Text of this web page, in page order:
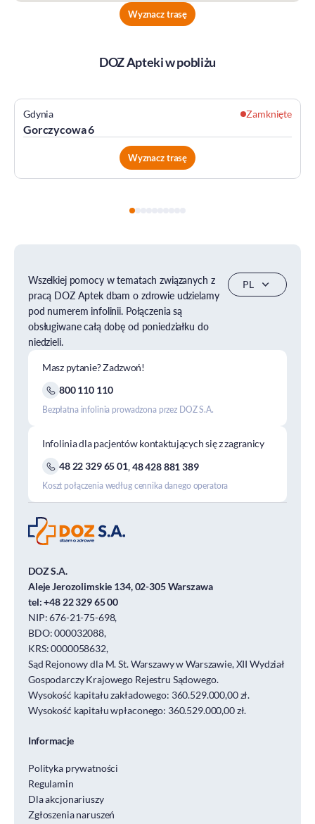
Wyznacz trasę
DOZ Apteki w pobliżu
Gdynia
Gorczycowa 6
Zamknięte
Wyznacz trasę
Wszelkiej pomocy w tematach związanych z
pracą DOZ Aptek dbam o zdrowie udzielamy
pod numerem infolinii. Połączenia są
obsługiwane całą dobę od poniedziałku do
niedzieli.
Masz pytanie? Zadzwoń!
800 110 110
Bezpłatna infolinia prowadzona przez DOZ S.A.
Infolinia dla pacjentów kontaktujących się z zagranicy
48 22 329 65 01,48 428 881 389
Koszt połączenia według cennika danego operatora
DOZ S.A.
Aleje Jerozolimskie 134, 02-305 Warszawa
tel:+48 22 329 65 00
NIP: 676-21-75-698,
BDO: 000032088,
KRS: 0000058632,
Sąd Rejonowy dla M. St. Warszawy w Warszawie, XII Wydział
Gospodarczy Krajowego Rejestru Sądowego.
Wysokość kapitału zakładowego: 360.529.000,00 zł.
Wysokość kapitału wpłaconego: 360.529.000,00 zł.
Informacje
Polityka prywatności
Regulamin
Dla akcjonariuszy
Zgłoszenia naruszeń